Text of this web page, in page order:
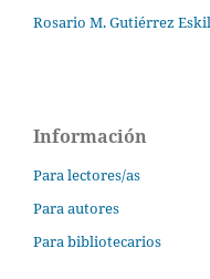
Rosario M. Gutiérrez
Información
Para lectores/as
Para autores
Para bibliotecarios